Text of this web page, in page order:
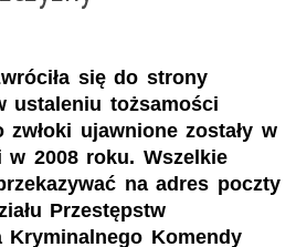
się do strony
ustaleniu tożsamości
zwłoki ujawnione zostały w
2008 roku. Wszelkie
na adres poczty
Przestępstw
Kryminalnego Komendy